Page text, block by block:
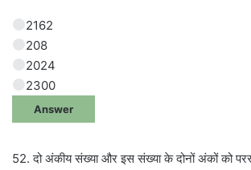
2162
208
2024
2300
Answer
52. दो अंकीय संख्या और इस संख्या के दोनों अंकों को